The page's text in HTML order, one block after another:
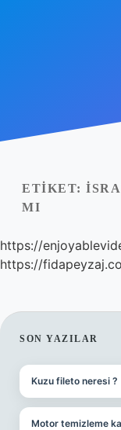
Yasal Uyarı
ETIKET:
MI
https://
https://
SON YAZILAR
Kuzu fileto neresi ?
Motor temizleme